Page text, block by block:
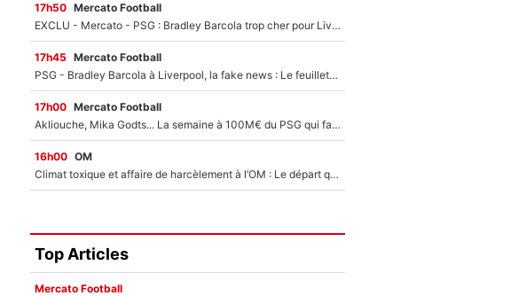
17h50 Mercato Football
EXCLU - Mercato - PSG : Bradley Barcola trop cher pour Liverpool
17h45 Mercato Football
PSG - Bradley Barcola à Liverpool, la fake news : Le feuilleton continue !
17h00 Mercato Football
Akliouche, Mika Godts... La semaine à 100M€ du PSG qui fait basculer le mercato du PSG !
16h00 OM
Climat toxique et affaire de harcèlement à l’OM : Le départ qui soulage le vestiaire de Bruno Genesio
Top Articles
Mercato Football